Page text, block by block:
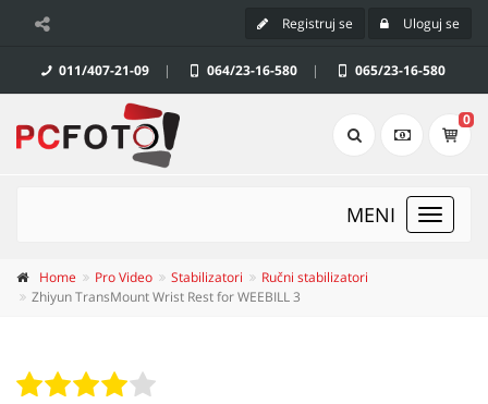
Registruj se Uloguj se
011/407-21-09 | 064/23-16-580 | 065/23-16-580
0
Toggle
MENI
Home Pro Video Stabilizatori
Ručni stabilizatori
Zhiyun TransMount Wrist Rest for WEEBILL 3